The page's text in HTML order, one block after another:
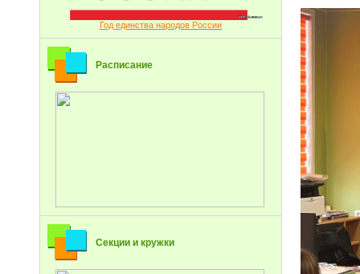
Год единства народов России
Расписание
Секции и кружки